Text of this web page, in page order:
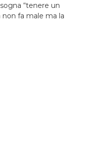
“tenere un
non fa male ma la